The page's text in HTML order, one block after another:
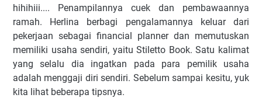
hihihiii.... Penampilannya cuek dan pembawaannya
ramah. Herlina berbagi pengalamannya keluar dari
pekerjaan sebagai financial planner dan memutuskan
memiliki usaha sendiri, yaitu Stiletto Book. Satu kalimat
yang selalu dia ingatkan pada para pemilik usaha
adalah menggaji diri sendiri. Sebelum sampai kesitu, yuk
kita lihat beberapa tipsnya.